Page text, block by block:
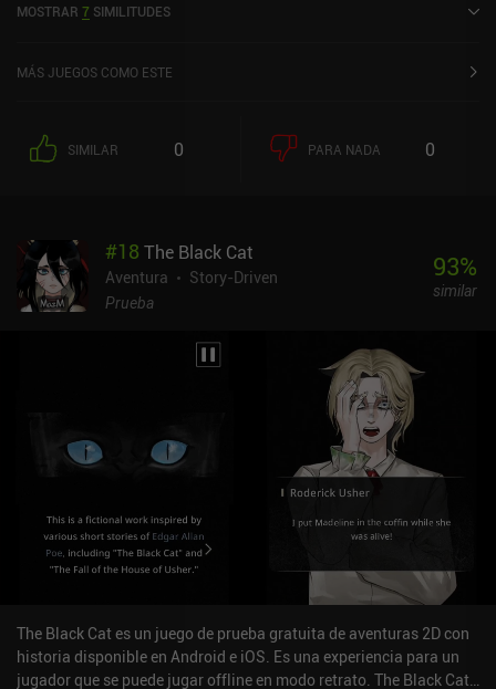
MOSTRAR 7 SIMILITUDES
MÁS JUEGOS COMO ESTE
SIMILAR 0 PARA NADA 0
#18 The Black Cat
Aventura
Story-Driven
Prueba
93%
similar
The Black Cat es un juego de prueba gratuita de aventuras 2D con
historia disponible en Android e iOS. Es una experiencia para un
jugador que se puede jugar offline en modo retrato. The Black Cat